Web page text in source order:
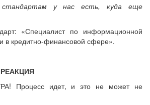
стандартам у нас есть, куда еще
«Специалист по информационной
в кредитно-финансовой сфере».
Процесс идет, и это не может не